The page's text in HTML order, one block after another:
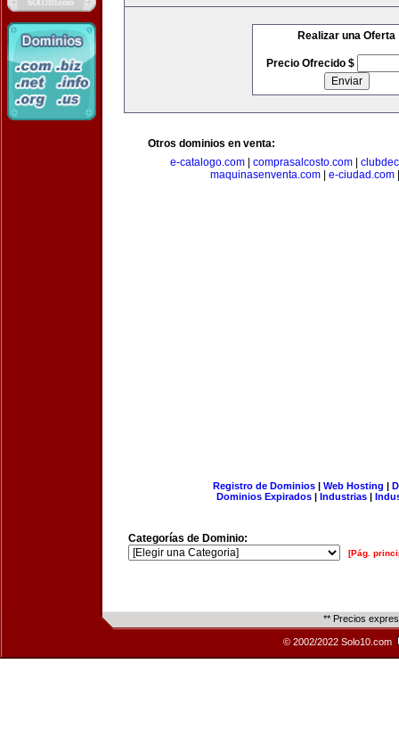
Realizar una Oferta
Precio Ofrecido $
Otros dominios en venta:
e-catalogo.com
comprasalcosto.com
maquinasenventa.com| e-ciudad.com
Registro de Dominios| Web Hosting |
Dominios Expirados | Industrias |
Categorías de Dominio:
[Pág.
** Precios
© 2002/2022 Solo10.com